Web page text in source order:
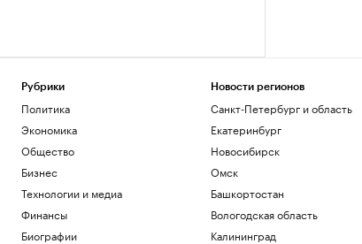
Рубрики
Политика
Экономика
Общество
Бизнес
Технологии и медиа
Финансы
Биографии
Новости регионов
Санкт-Петербург и область
Екатеринбург
Новосибирск
Омск
Башкортостан
Вологодская область
Калининград